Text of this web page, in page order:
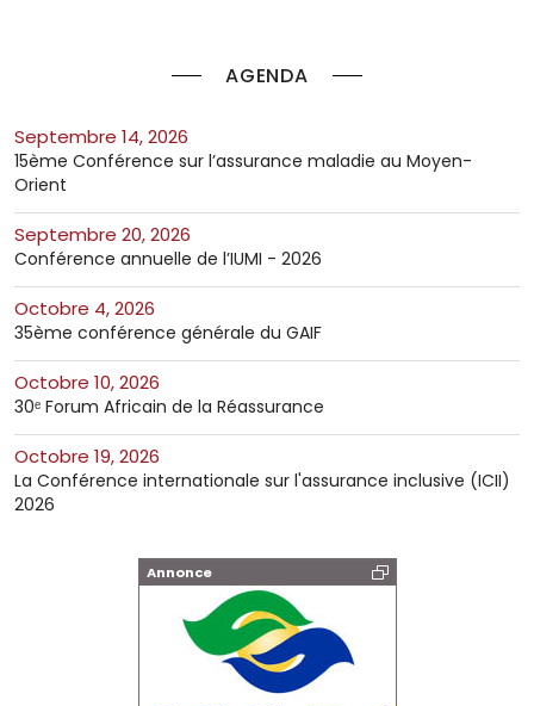
AGENDA
septembre 14, 2026
15ème Conférence sur l’assurance maladie au Moyen-
Orient
septembre 20, 2026
Conférence annuelle de l’IUMI - 2026
octobre 4, 2026
35ème conférence générale du GAIF
octobre 10, 2026
30ᵉ Forum Africain de la Réassurance
octobre 19, 2026
La Conférence internationale sur l'assurance inclusive (ICII)
2026
Annonce